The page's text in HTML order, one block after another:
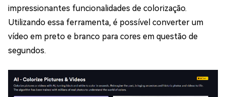
impressionantes funcionalidades de colorização.
Utilizando essa ferramenta, é possível converter um
vídeo em preto e branco para cores em questão de
segundos.